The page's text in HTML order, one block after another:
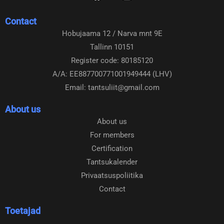
b
o
o
k
a
g
r
a
m
Contact
Hobujaama 12 / Narva mnt 9E
Tallinn 10151
Register code: 80185120
A/A: EE887700771001949444 (LHV)
Email: tantsuliit@gmail.com
About us
About us
For members
Certification
Tantsukalender
Privaatsuspoliitika
Contact
Toetajad